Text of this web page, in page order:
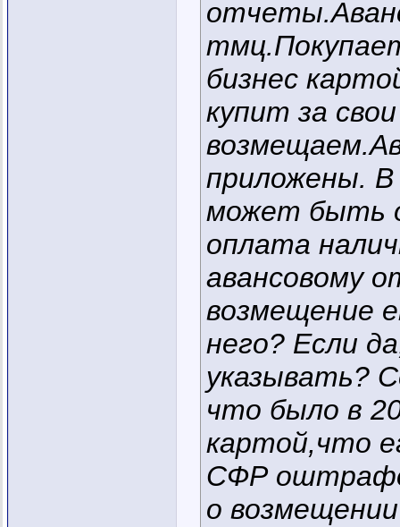
бизнес
купит за
приложены.
может быть
оплата
авансовому
возмещение
него? Если
указывать?
что было в
картой,что
СФР
о